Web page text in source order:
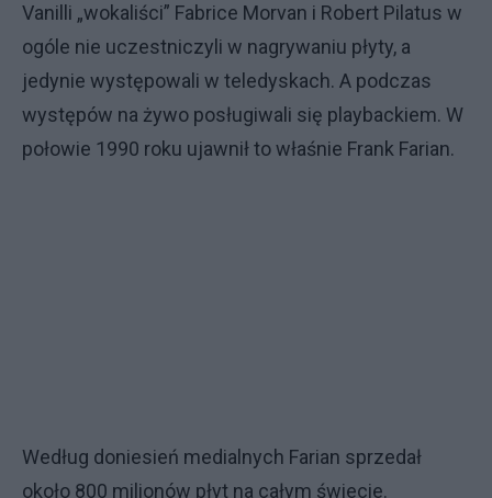
Vanilli „wokaliści” Fabrice Morvan i Robert Pilatus w
ogóle nie uczestniczyli w nagrywaniu płyty, a
jedynie występowali w teledyskach. A podczas
występów na żywo posługiwali się playbackiem. W
połowie 1990 roku ujawnił to właśnie Frank Farian.
Według doniesień medialnych Farian sprzedał
około 800 milionów płyt na całym świecie.